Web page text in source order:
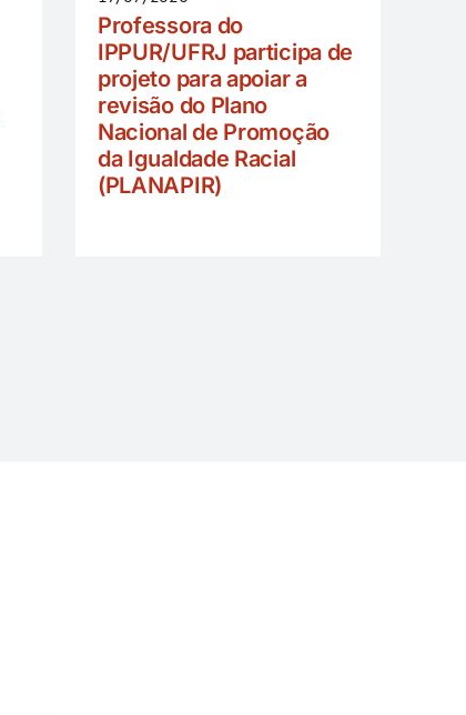
Professora do
IPPUR/UFRJ participa de
projeto para apoiar a
revisão do Plano
Nacional de Promoção
da Igualdade Racial
(PLANAPIR)